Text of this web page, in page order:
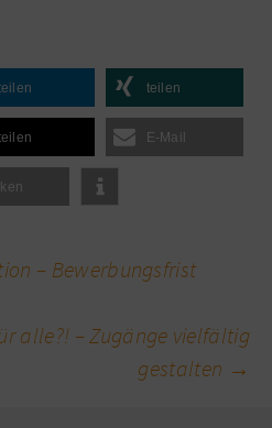
teilen
E-Mail
– Bewerbungsfrist
alle?! – Zugänge vielfältig
gestalten →